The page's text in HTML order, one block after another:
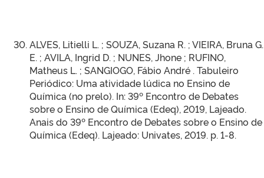
ALVES, Litielli L. ; SOUZA, Suzana R. ; VIEIRA, Bruna G.
E. ; AVILA, Ingrid D. ; NUNES, Jhone ; RUFINO,
Matheus L. ; SANGIOGO, Fábio André . Tabuleiro
Periódico: Uma atividade lúdica no Ensino de
Química (no prelo). In: 39º Encontro de Debates
sobre o Ensino de Química (Edeq), 2019, Lajeado.
Anais do 39º Encontro de Debates sobre o Ensino de
Química (Edeq). Lajeado: Univates, 2019. p. 1-8.